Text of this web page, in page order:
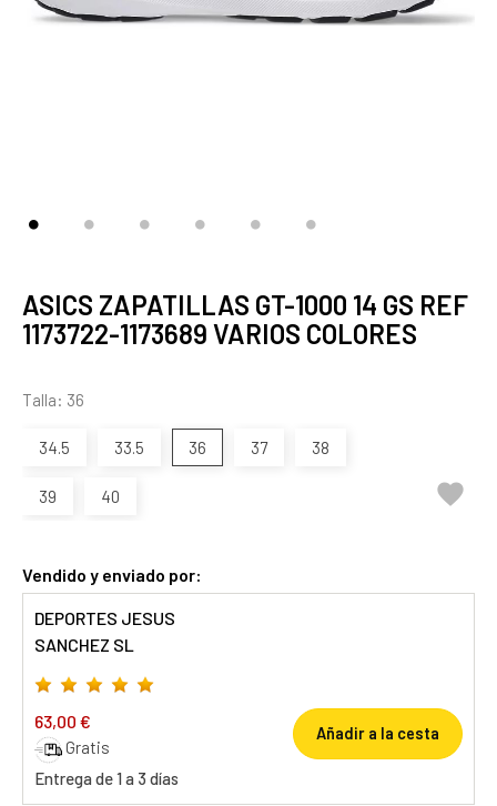
ASICS ZAPATILLAS GT-1000 14 GS REF
1173722-1173689 VARIOS COLORES
Talla: 36
34.5 33.5 36 37 38
39 40 
Vendido y enviado por:
DEPORTES JESUS
SANCHEZ SL
63,00 €
Gratis
Entrega de 1 a 3 días
Añadir a la cesta